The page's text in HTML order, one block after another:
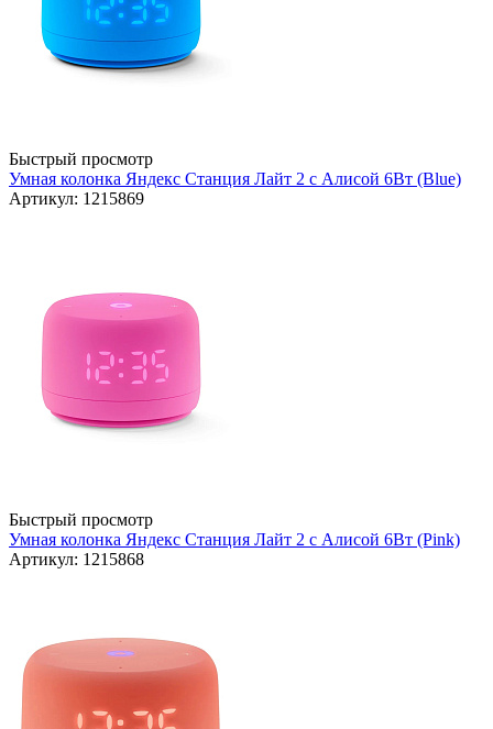
Быстрый просмотр
Умная колонка Яндекс Станция Лайт 2 с Алисой 6Вт (Blue)
Артикул: 1215869
Быстрый просмотр
Умная колонка Яндекс Станция Лайт 2 с Алисой 6Вт (Pink)
Артикул: 1215868